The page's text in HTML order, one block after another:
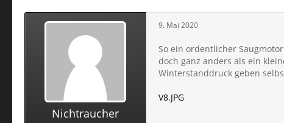
Nichtraucher
9. Mai 2020
So ein ordentlicher
doch ganz anders als ein
Winterstanddruck geben
V8.JPG